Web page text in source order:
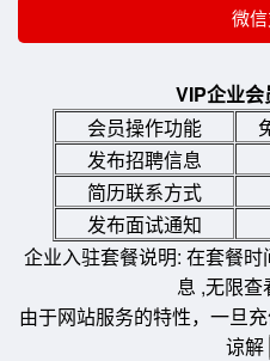
VIP企业
会员操作功能
发布招聘信息
简历联系方式
发布面试通知
企业入驻套餐说明: 在套餐
息 ,无限查
由于网站服务的特性，一旦
谅解